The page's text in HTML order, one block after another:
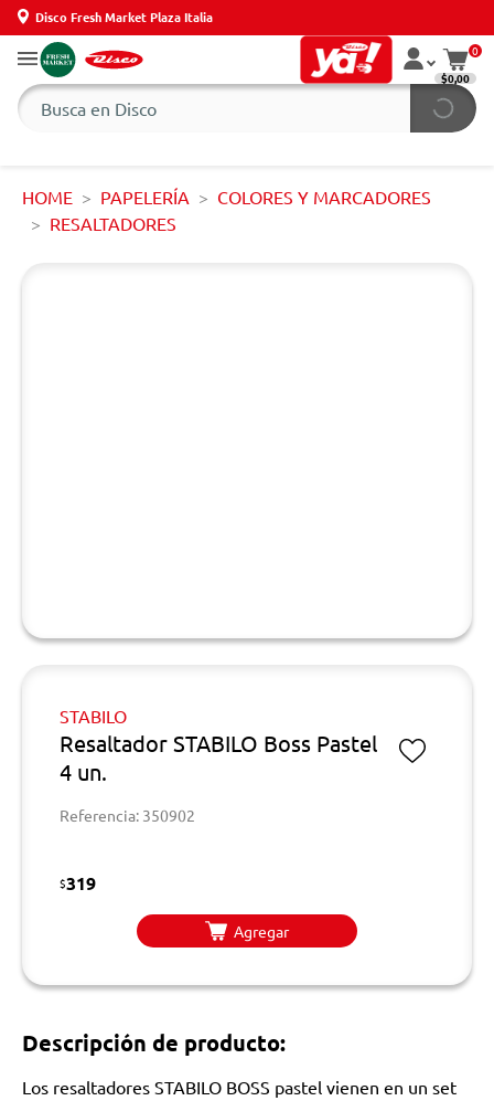
Disco Fresh Market Plaza Italia
0
$0,00
HOME PAPELERÍA
COLORES Y MARCADORES
RESALTADORES
STABILO
Resaltador STABILO Boss Pastel
4 un.
Referencia: 350902
$319
Agregar
Descripción de producto:
Los resaltadores STABILO BOSS pastel vienen en un set